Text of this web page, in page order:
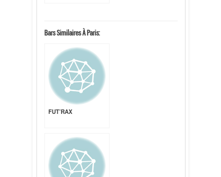
Bars Similaires À Paris:
FUT’RAX